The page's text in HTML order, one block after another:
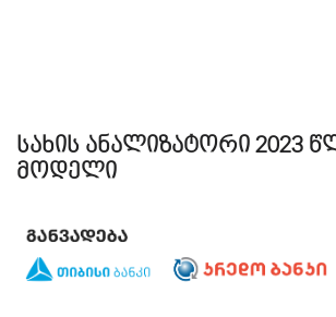
სახის ანალიზატორი 2023
მოდელი